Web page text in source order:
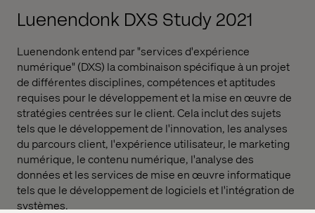
Luenendonk DXS Study 2021
Luenendonk entend par "services d'expérience
numérique" (DXS) la combinaison spécifique à un projet
de différentes disciplines, compétences et aptitudes
requises pour le développement et la mise en œuvre de
stratégies centrées sur le client. Cela inclut des sujets
tels que le développement de l'innovation, les analyses
du parcours client, l'expérience utilisateur, le marketing
numérique, le contenu numérique, l'analyse des
données et les services de mise en œuvre informatique
tels que le développement de logiciels et l'intégration de
systèmes.